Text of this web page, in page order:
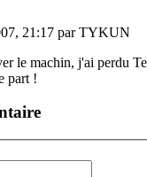
21:17 par TYKUN
le machin, j'ai perdu
part !